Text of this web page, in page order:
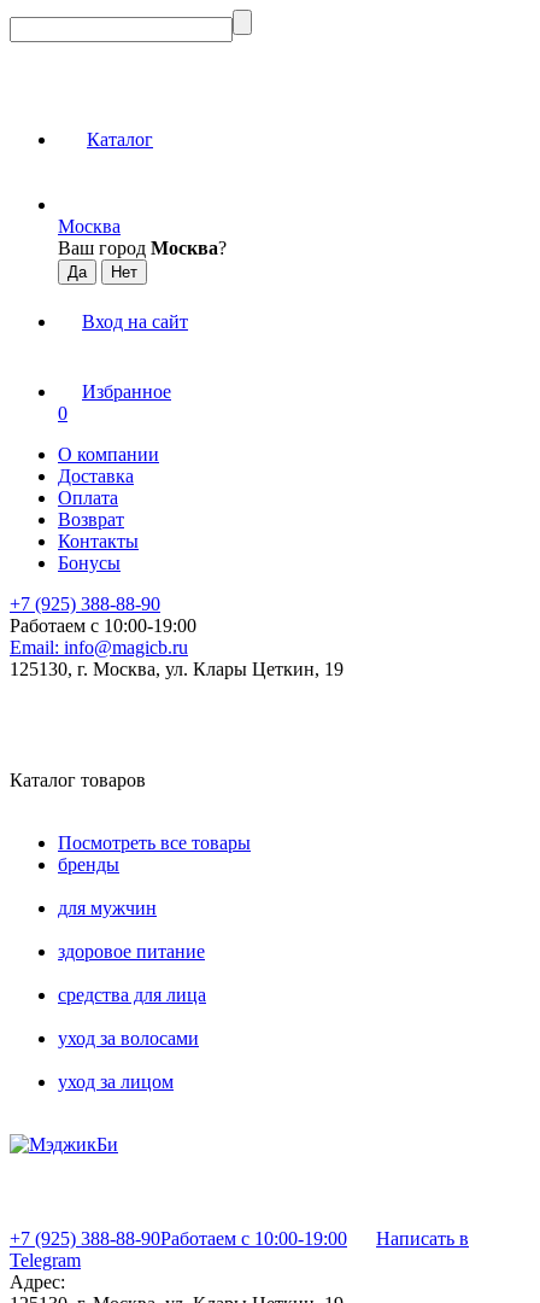
Каталог
Москва
Ваш город Москва?
Вход на сайт
Избранное
0
О компании
Доставка
Оплата
Возврат
Контакты
Бонусы
+7 (925) 388-88-90
Работаем с 10:00-19:00
Email: info@magicb.ru
125130, г. Москва, ул. Клары Цеткин, 19
Каталог товаров
Посмотреть все товары
бренды
для мужчин
здоровое питание
средства для лица
уход за волосами
уход за лицом
+7 (925) 388-88-90Работаем с 10:00-19:00
Написать в
Telegram
Адрес: